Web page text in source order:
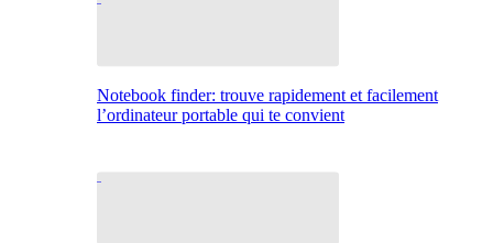
Notebook finder: trouve rapidement et facilement
l’ordinateur portable qui te convient